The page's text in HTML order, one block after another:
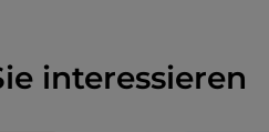
interessieren